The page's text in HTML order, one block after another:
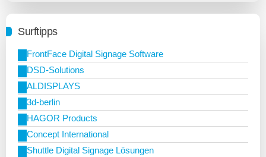
Surftipps
FrontFace Digital Signage Software
DSD-Solutions
ALDISPLAYS
3d-berlin
HAGOR Products
Concept International
Shuttle Digital Signage Lösungen